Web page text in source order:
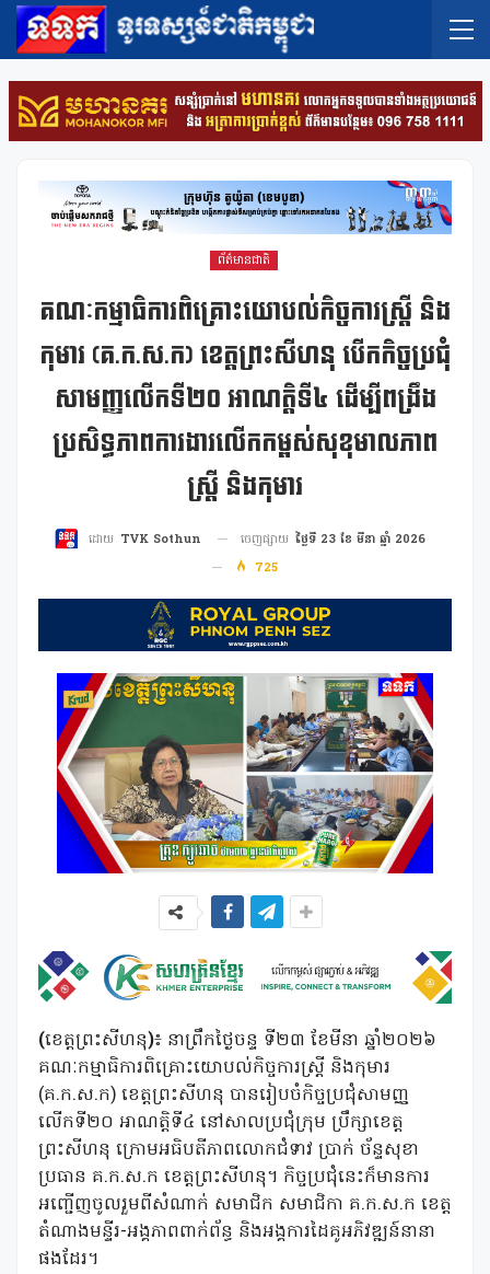
ព័ត៌មានជាតិ
គណៈកម្មាធិការពិគ្រោះយោបល់កិច្ចការស្ត្រី និង
កុមារ (គ.ក.ស.ក) ខេត្តព្រះសីហនុ បើកកិច្ចប្រជុំ
សាមញ្ញលើកទី២០ អាណត្តិទី៤ ដើម្បីពង្រឹង
ប្រសិទ្ធភាពការងារលើកកម្ពស់សុខុមាលភាព
ស្ត្រី និងកុមារ
ដោយ TVK Sothun ចេញផ្សាយ ថ្ងៃទី 23 ខែ មីនា ឆ្នាំ 2026
725
(ខេត្តព្រះសីហនុ)៖ នាព្រឹកថ្ងៃចន្ទ ទី២៣ ខែមីនា ឆ្នាំ២០២៦
គណៈកម្មាធិការពិគ្រោះយោបល់កិច្ចការស្ត្រី និងកុមារ
(គ.ក.ស.ក) ខេត្តព្រះសីហនុ បានរៀបចំកិច្ចប្រជុំសាមញ្ញ
លើកទី២០ អាណត្តិទី៤ នៅសាលប្រជុំក្រុម ប្រឹក្សាខេត្ត
ព្រះសីហនុ ក្រោមអធិបតីភាពលោកជំទាវ ប្រាក់ ច័ន្ទសុខា
ប្រធាន គ.ក.ស.ក ខេត្តព្រះសីហនុ។ កិច្ចប្រជុំនេះក៏មានការ
អញ្ជើញចូលរួមពីសំណាក់ សមាជិក សមាជិកា គ.ក.ស.ក ខេត្ត
តំណាងមន្ទីរ-អង្គភាពពាក់ព័ន្ធ និងអង្គការដៃគូអភិវឌ្ឍន៍នានា
ផងដែរ។